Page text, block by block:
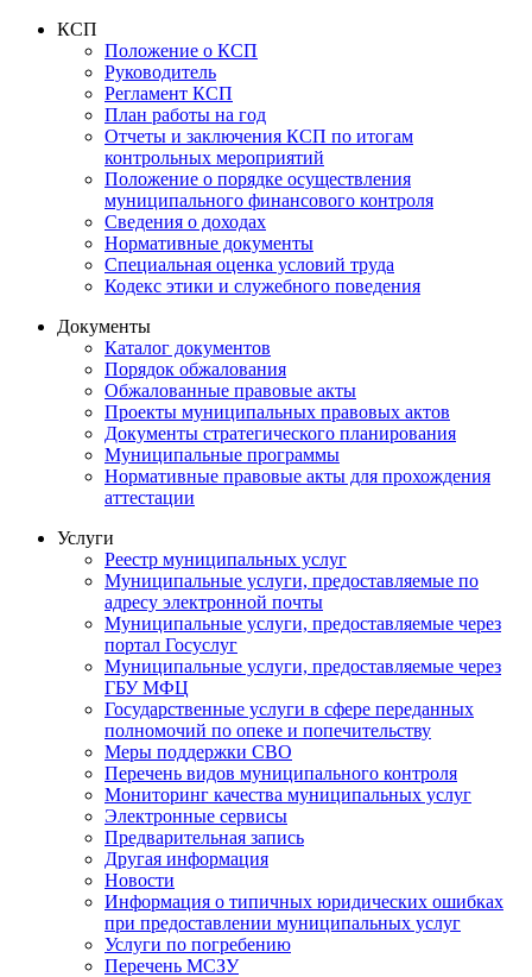
КСП
Положение о КСП
Руководитель
Регламент КСП
План работы на год
Отчеты и заключения КСП по итогам
контрольных мероприятий
Положение о порядке осуществления
муниципального финансового контроля
Сведения о доходах
Нормативные документы
Специальная оценка условий труда
Кодекс этики и служебного поведения
Документы
Каталог документов
Порядок обжалования
Обжалованные правовые акты
Проекты муниципальных правовых актов
Документы стратегического планирования
Муниципальные программы
Нормативные правовые акты для прохождения
аттестации
Услуги
Реестр муниципальных услуг
Муниципальные услуги, предоставляемые по
адресу электронной почты
Муниципальные услуги, предоставляемые через
портал Госуслуг
Муниципальные услуги, предоставляемые через
ГБУ МФЦ
Государственные услуги в сфере переданных
полномочий по опеке и попечительству
Меры поддержки СВО
Перечень видов муниципального контроля
Мониторинг качества муниципальных услуг
Электронные сервисы
Предварительная запись
Другая информация
Новости
Информация о типичных юридических ошибках
при предоставлении муниципальных услуг
Услуги по погребению
Перечень МСЗУ